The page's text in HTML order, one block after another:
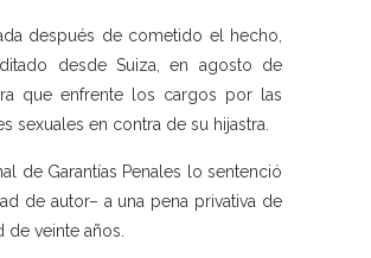
después de cometido el hecho,
desde Suiza, en agosto de
que enfrente los cargos por las
sexuales en contra de su hijastra.
de Garantías Penales lo sentenció
de autor– a una pena privativa de
de veinte años.